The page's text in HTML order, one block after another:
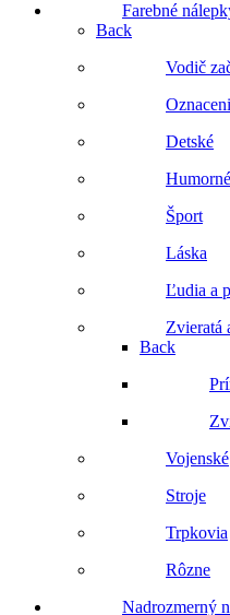
Farebné
Back
Vodič
Detské
Humorné
Šport
Láska
Ľudia a
Zvieratá
Back
Vojenské
Stroje
Trpkovia
Rôzne
Nadrozmerný